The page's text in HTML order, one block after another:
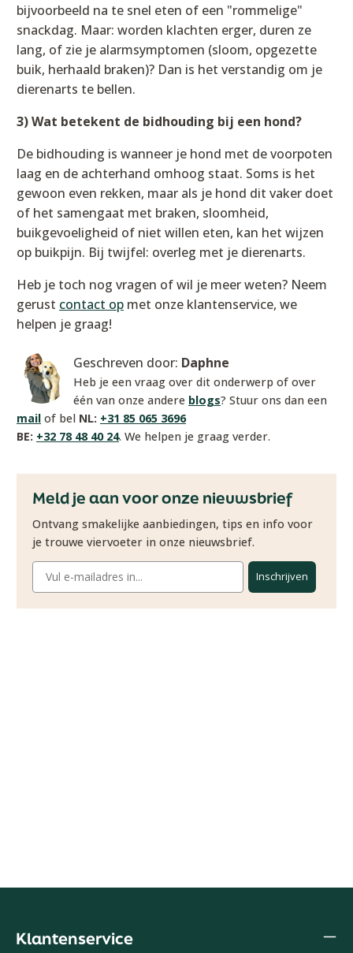
bijvoorbeeld na te snel eten of een "rommelige"
snackdag. Maar: worden klachten erger, duren ze
lang, of zie je alarmsymptomen (sloom, opgezette
buik, herhaald braken)? Dan is het verstandig om je
dierenarts te bellen.
3) Wat betekent de bidhouding bij een hond?
De bidhouding is wanneer je hond met de voorpoten
laag en de achterhand omhoog staat. Soms is het
gewoon even rekken, maar als je hond dit vaker doet
of het samengaat met braken, sloomheid,
buikgevoeligheid of niet willen eten, kan het wijzen
op buikpijn. Bij twijfel: overleg met je dierenarts.
Heb je toch nog vragen of wil je meer weten? Neem
gerust contact op met onze klantenservice, we
helpen je graag!
Geschreven door: Daphne
Heb je een vraag over dit onderwerp of over
één van onze andere blogs? Stuur ons dan een
mail of bel NL: +31 85 065 3696
BE: +32 78 48 40 24. We helpen je graag verder.
Meld je aan voor onze nieuwsbrief
Ontvang smakelijke aanbiedingen, tips en info voor
je trouwe viervoeter in onze nieuwsbrief.
Inschrijven
Klantenservice